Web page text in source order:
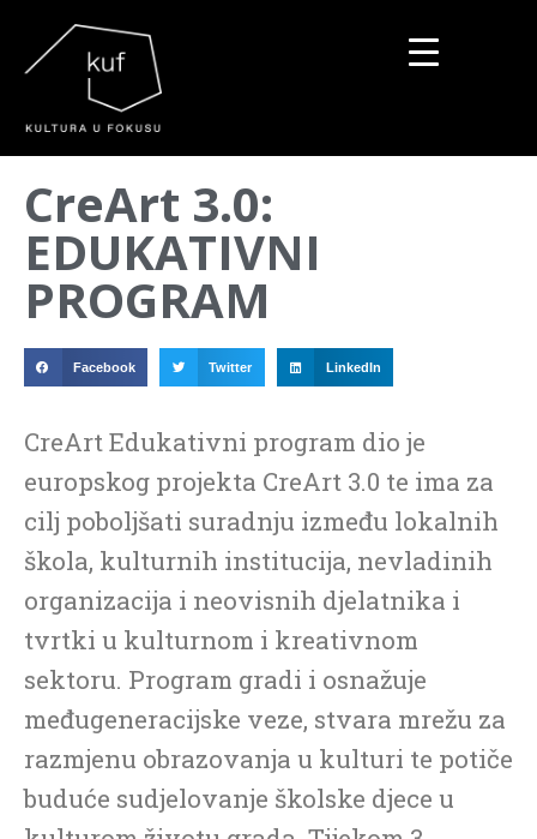
CreArt 3.0:
EDUKATIVNI
PROGRAM
Facebook Twitter LinkedIn
CreArt Edukativni program dio je
europskog projekta CreArt 3.0 te ima za
cilj poboljšati suradnju između lokalnih
škola, kulturnih institucija, nevladinih
organizacija i neovisnih djelatnika i
tvrtki u kulturnom i kreativnom
sektoru. Program gradi i osnažuje
međugeneracijske veze, stvara mrežu za
razmjenu obrazovanja u kulturi te potiče
buduće sudjelovanje školske djece u
▼
▼